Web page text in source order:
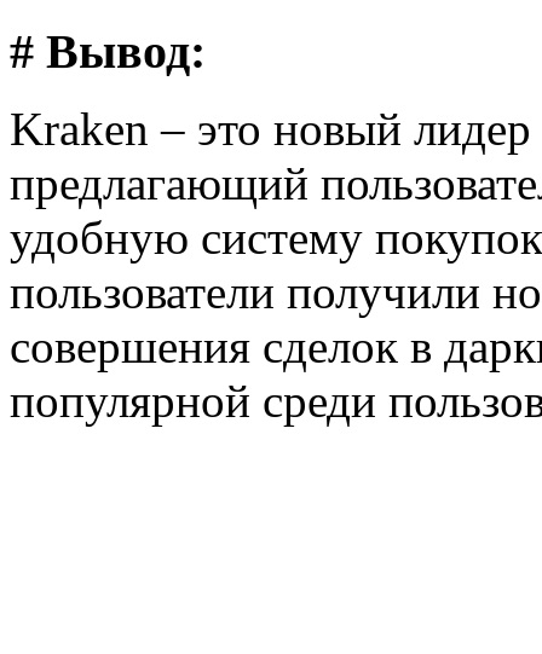
# Вывод:
Kraken – это новый
предлагающий
удобную систему
пользователи получили
совершения сделок в
популярной среди